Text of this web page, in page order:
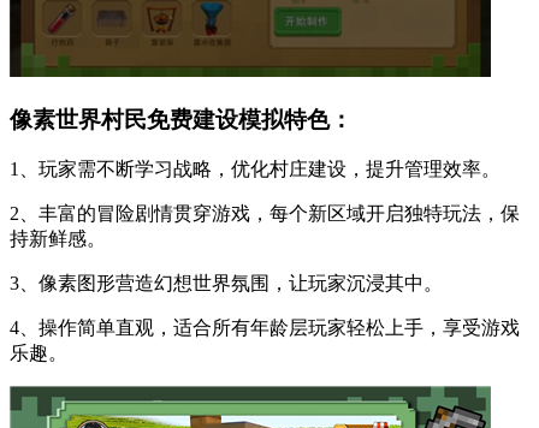
像素世界村民免费建设模拟特色：
1、玩家需不断学习战略，优化村庄建设，提升管理效率。
2、丰富的冒险剧情贯穿游戏，每个新区域开启独特玩法，保
持新鲜感。
3、像素图形营造幻想世界氛围，让玩家沉浸其中。
4、操作简单直观，适合所有年龄层玩家轻松上手，享受游戏
乐趣。